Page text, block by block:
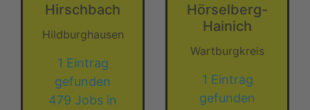
Hirschbach
Hildburghausen
1 Eintrag
gefunden
479 Jobs in
Hörselberg-
Hainich
Wartburgkreis
1 Eintrag
gefunden